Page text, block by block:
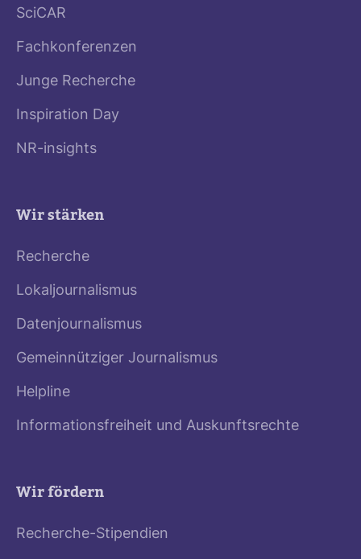
SciCAR
Fachkonferenzen
Junge Recherche
Inspiration Day
NR-insights
Wir stärken
Recherche
Lokaljournalismus
Datenjournalismus
Gemeinnütziger Journalismus
Helpline
Informationsfreiheit und Auskunftsrechte
Wir fördern
Recherche-Stipendien